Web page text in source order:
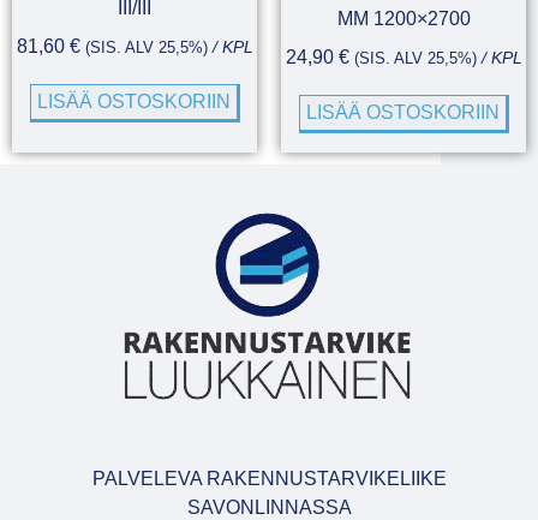
III/III
81,60 € (SIS. ALV 25,5%)/ KPL
LISÄÄ OSTOSKORIIN
MM 1200×2700
24,90 € (SIS. ALV 25,5%)/ KPL
LISÄÄ OSTOSKORIIN
PALVELEVA RAKENNUSTARVIKELIIKE
SAVONLINNASSA